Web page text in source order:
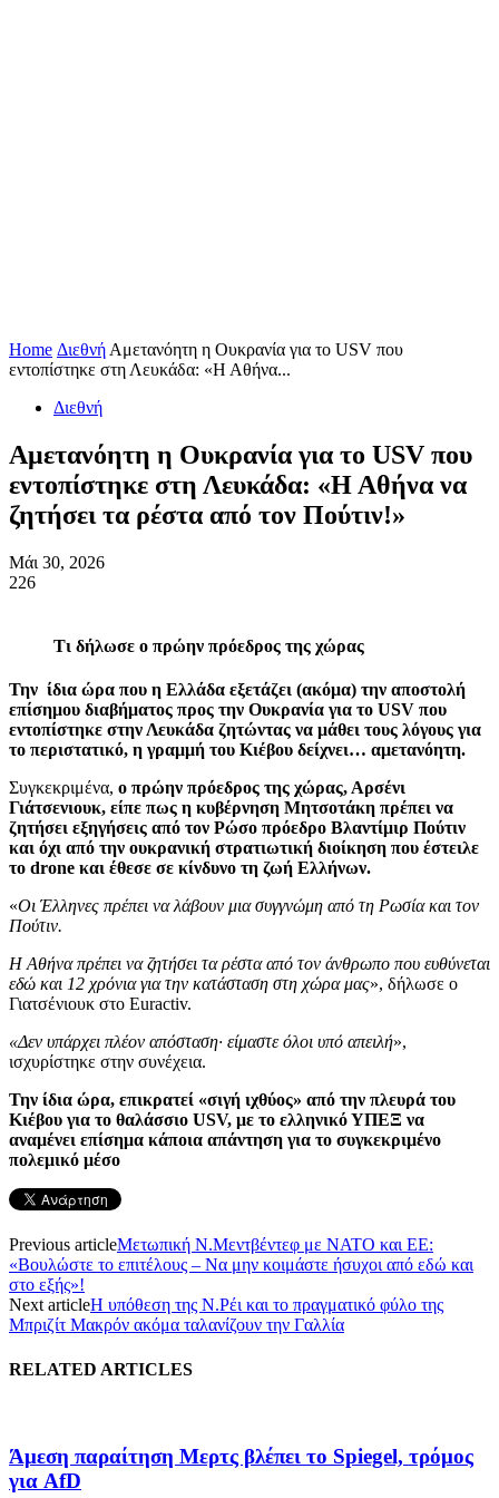
Home Διεθνή Αμετανόητη η Ουκρανία για το USV που
εντοπίστηκε στη Λευκάδα: «Η Αθήνα...
Διεθνή
Αμετανόητη η Ουκρανία για το USV που
εντοπίστηκε στη Λευκάδα: «Η Αθήνα να
ζητήσει τα ρέστα από τον Πούτιν!»
Μάι 30, 2026
226
Τι δήλωσε ο πρώην πρόεδρος της χώρας
Την ίδια ώρα που η Ελλάδα εξετάζει (ακόμα) την αποστολή
επίσημου διαβήματος προς την Ουκρανία για το USV που
εντοπίστηκε στην Λευκάδα ζητώντας να μάθει τους λόγους για
το περιστατικό, η γραμμή του Κιέβου δείχνει… αμετανόητη.
Συγκεκριμένα, ο πρώην πρόεδρος της χώρας, Αρσένι
Γιάτσενιουκ, είπε πως η κυβέρνηση Μητσοτάκη πρέπει να
ζητήσει εξηγήσεις από τον Ρώσο πρόεδρο Βλαντίμιρ Πούτιν
και όχι από την ουκρανική στρατιωτική διοίκηση που έστειλε
το drone και έθεσε σε κίνδυνο τη ζωή Ελλήνων.
«Οι Έλληνες πρέπει να λάβουν μια συγγνώμη από τη Ρωσία και τον
Πούτιν.
Η Αθήνα πρέπει να ζητήσει τα ρέστα από τον άνθρωπο που ευθύνεται
εδώ και 12 χρόνια για την κατάσταση στη χώρα μας», δήλωσε ο
Γιατσένιουκ στο Euractiv.
«Δεν υπάρχει πλέον απόσταση· είμαστε όλοι υπό απειλή»,
ισχυρίστηκε στην συνέχεια.
Την ίδια ώρα, επικρατεί «σιγή ιχθύος» από την πλευρά του
Κιέβου για το θαλάσσιο USV, με το ελληνικό ΥΠΕΞ να
αναμένει επίσημα κάποια απάντηση για το συγκεκριμένο
πολεμικό μέσο
Previous articleΜετωπική Ν.Μεντβέντεφ με ΝΑΤΟ και ΕΕ:
«Βουλώστε το επιτέλους – Να μην κοιμάστε ήσυχοι από εδώ και
στο εξής»!
Next articleΗ υπόθεση της Ν.Ρέι και το πραγματικό φύλο της
Μπριζίτ Μακρόν ακόμα ταλανίζουν την Γαλλία
RELATED ARTICLES
Άμεση παραίτηση Mερτς βλέπει το Spiegel, τρόμος
για AfD